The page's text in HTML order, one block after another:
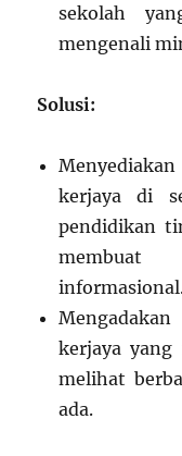
sekolah
mengenali
Solusi:
kerjaya di
pendidikan
membuat
kerjaya
melihat
ada.